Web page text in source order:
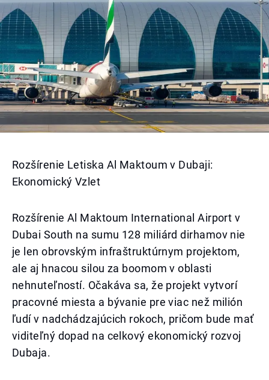
Rozšírenie Letiska Al Maktoum v Dubaji:
Ekonomický Vzlet
Rozšírenie Al Maktoum International Airport v
Dubai South na sumu 128 miliárd dirhamov nie
je len obrovským infraštruktúrnym projektom,
ale aj hnacou silou za boomom v oblasti
nehnuteľností. Očakáva sa, že projekt vytvorí
pracovné miesta a bývanie pre viac než milión
ľudí v nadchádzajúcich rokoch, pričom bude mať
viditeľný dopad na celkový ekonomický rozvoj
Dubaja.